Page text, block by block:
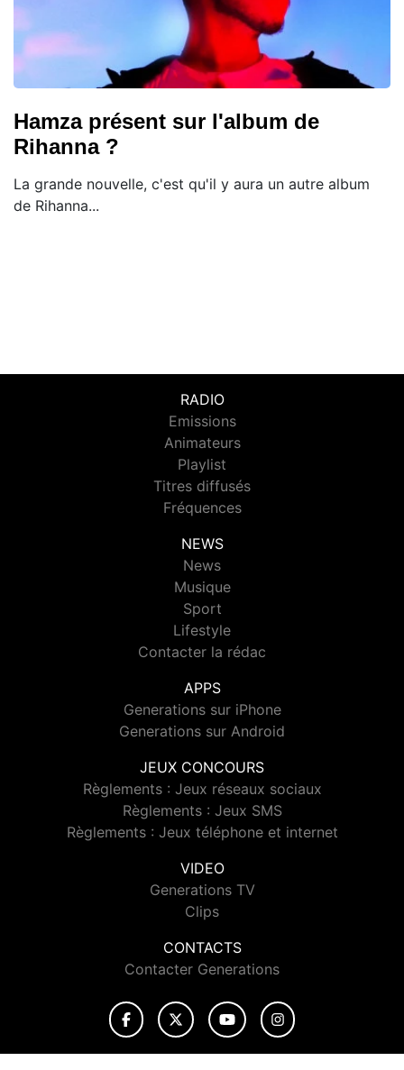
Hamza présent sur l'album de
Rihanna ?
La grande nouvelle, c'est qu'il y aura un autre album
de Rihanna...
RADIO
Emissions
Animateurs
Playlist
Titres diffusés
Fréquences
NEWS
News
Musique
Sport
Lifestyle
Contacter la rédac
APPS
Generations sur iPhone
Generations sur Android
JEUX CONCOURS
Règlements : Jeux réseaux sociaux
Règlements : Jeux SMS
Règlements : Jeux téléphone et internet
VIDEO
Generations TV
Clips
CONTACTS
Contacter Generations